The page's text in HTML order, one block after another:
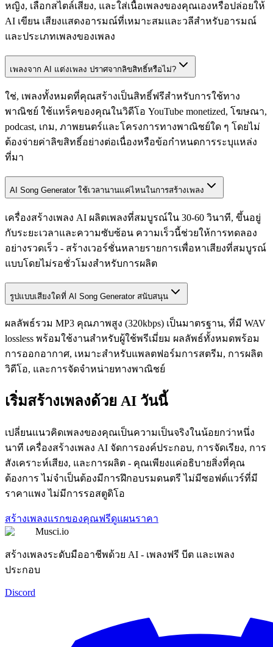
หญิง, เลือกสไตล์เสียง, และใส่เนื้อเพลงของคุณเองหรือปล่อยให้
AI เขียน เสียงแสดงอารมณ์ที่เหมาะสมและวลีสำหรับอารมณ์
และประเภทเพลงของเพลง
เพลงจาก AI แต่งเพลง ปราศจากลิขสิทธิ์หรือไม่?
ใช่, เพลงทั้งหมดที่คุณสร้างเป็นสิทธิ์ฟรีสำหรับการใช้ทาง
พาณิชย์ ใช้แทร็คของคุณในวิดีโอ YouTube monetized, โฆษณา,
podcast, เกม, ภาพยนตร์และโครงการทางพาณิชย์ใด ๆ โดยไม่
ต้องจ่ายค่าลิขสิทธิ์อย่างต่อเนื่องหรือข้อกำหนดการระบุแหล่ง
ที่มา
AI Song Generator ใช้เวลานานแค่ไหนในการสร้างเพลง
เครื่องสร้างเพลง AI ผลิตเพลงที่สมบูรณ์ใน 30-60 วินาที, ขึ้นอยู่
กับระยะเวลาและความซับซ้อน ความเร็วนี้ช่วยให้การทดลอง
อย่างรวดเร็ว - สร้างเวอร์ชั่นหลายรายการเพื่อหาเสียงที่สมบูรณ์
แบบโดยไม่รอชั่วโมงสำหรับการผลิต
รูปแบบเสียงใดที่ AI Song Generator สนับสนุน
ผลลัพธ์รวม MP3 คุณภาพสูง (320kbps) เป็นมาตรฐาน, ที่มี WAV
lossless พร้อมใช้งานสำหรับผู้ใช้พรีเมี่ยม ผลลัพธ์ทั้งหมดพร้อม
การออกอากาศ, เหมาะสำหรับแพลตฟอร์มการสตรีม, การผลิต
วิดีโอ, และการจัดจำหน่ายทางพาณิชย์
เริ่มสร้างเพลงด้วย AI วันนี้
เปลี่ยนแนวคิดเพลงของคุณเป็นความเป็นจริงในน้อยกว่าหนึ่ง
นาที เครื่องสร้างเพลง AI จัดการองค์ประกอบ, การจัดเรียง, การ
สังเคราะห์เสียง, และการผลิต - คุณเพียงแค่อธิบายสิ่งที่คุณ
ต้องการ ไม่จำเป็นต้องมีการฝึกอบรมดนตรี ไม่มีซอฟต์แวร์ที่มี
ราคาแพง ไม่มีการรอสตูดิโอ
สร้างเพลงแรกของคุณฟรีดูแผนราคา
Musci.io
สร้างเพลงระดับมืออาชีพด้วย AI - เพลงฟรี บีต และเพลง
ประกอบ
Discord